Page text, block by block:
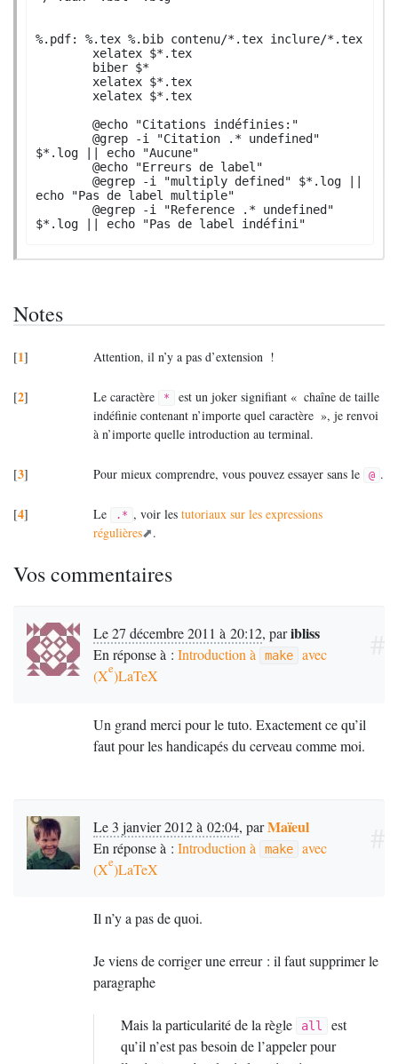
%.pdf: %.tex %.bib contenu/*.tex inclure/*.tex
$*.log || echo "Aucune"
echo "Pas de label multiple"
$*.log || echo "Pas de label indéfini"
Notes
[1] Attention, il n’y a pas d’extension !
[2] Le caractère * est un joker signifiant « chaîne de taille
indéfinie contenant n’importe quel caractère », je renvoi
à n’importe quelle introduction au terminal.
[3] Pour mieux comprendre, vous pouvez essayer sans le @ .
[4] Le .* , voir les tutoriaux sur les expressions
régulières
.
Vos commentaires
Le 27 décembre 2011 à 20:12, paribliss
En réponse à : Introduction à make
avec
(Xe)LaTeX
Un grand merci pour le tuto. Exactement ce qu’il
faut pour les handicapés du cerveau comme moi.
Le 3 janvier 2012 à 02:04, parMaïeul
En réponse à : Introduction à make
avec
(Xe)LaTeX
Il n’y a pas de quoi.
Je viens de corriger une erreur : il faut supprimer le
paragraphe
Mais la particularité de la règle all
est
qu’il n’est pas besoin de l’appeler pour